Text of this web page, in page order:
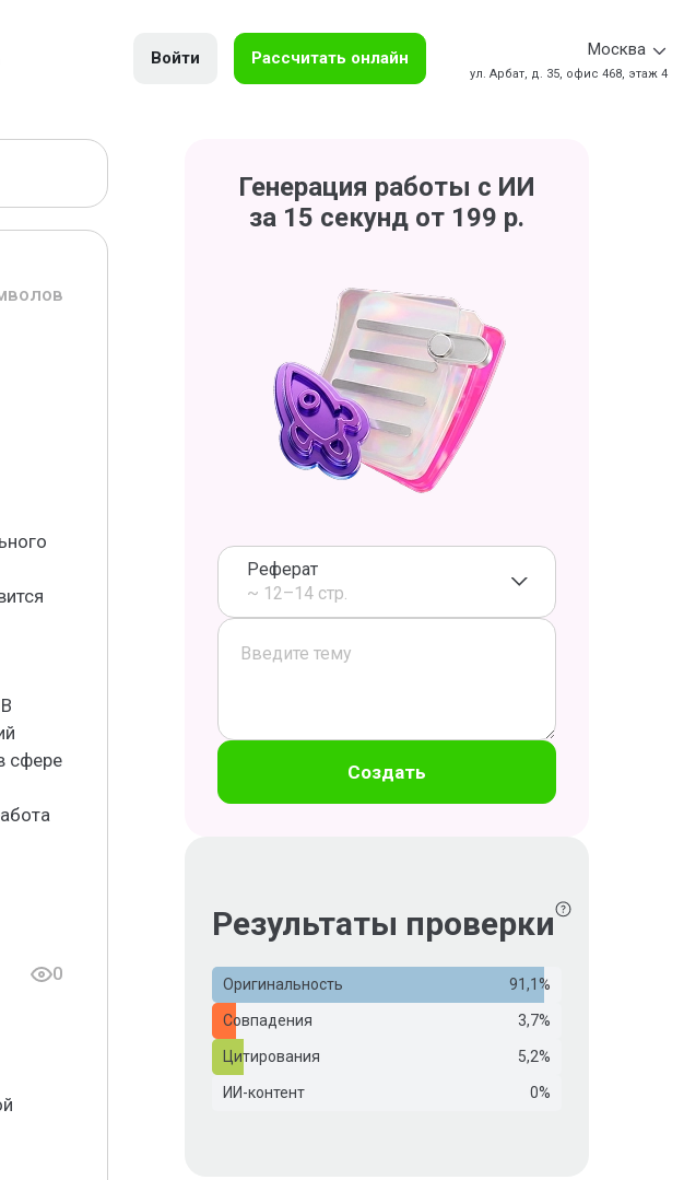
Войти Рассчитать онлайн Москва
ул. Арбат, д. 35, офис 468, этаж 4
сфере
0
Генерация работы с ИИ
за 15 секунд от 199 р.
Реферат
~ 12–14 стр.
Создать
Результаты проверки
Оригинальность 91,1%
Совпадения 3,7%
Цитирования 5,2%
ИИ-контент 0%